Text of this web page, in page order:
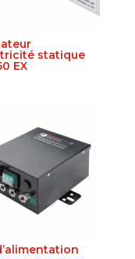
statique
EX